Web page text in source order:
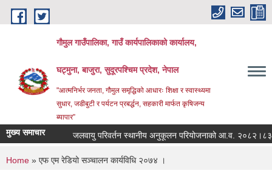
Skip to main content
गौमुल गाउँपालिका, गाउँ कार्यपालिकाको कार्यालय,
घट्मुना, बाजुरा, सुदूरपश्चिम प्रदेश, नेपाल
"आत्मनिर्भर जनता, गौमुल समृद्धिको आधारः शिक्षा र स्वास्थ्यमा
सुधार, जडीबुटी र पर्यटन प्रबर्द्धन, सहकारी मार्फत कृषिजन्य
ब्यापार”
मुख्य समाचार जलवायु परिवर्तन स्थानीय अनुकूलन परियोजनाको आ.व. २०८२।८३
You are here
Home » एफ एम रेडियो सञ्चालन कार्यविधि २०७४ ।